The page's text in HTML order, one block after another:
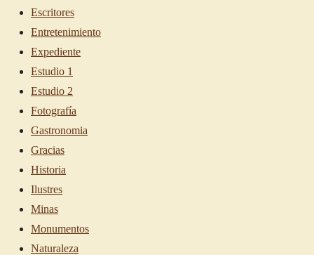
Escritores
Entretenimiento
Expediente
Estudio 1
Estudio 2
Fotografía
Gastronomia
Gracias
Historia
Ilustres
Minas
Monumentos
Naturaleza